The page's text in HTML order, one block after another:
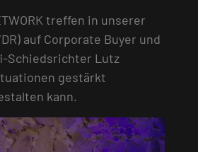
treffen in unserer
auf Corporate Buyer und
Schiedsrichter Lutz
gestärkt
kann.